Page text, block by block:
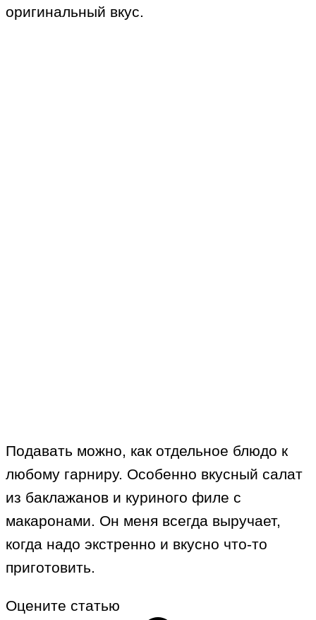
оригинальный вкус.
Подавать можно, как отдельное блюдо к
любому гарниру. Особенно вкусный салат
из баклажанов и куриного филе с
макаронами. Он меня всегда выручает,
когда надо экстренно и вкусно что-то
приготовить.
Оцените статью